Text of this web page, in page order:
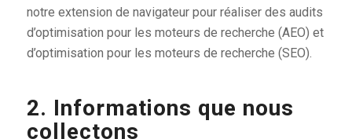
notre extension de navigateur pour réaliser des audits
d’optimisation pour les moteurs de recherche (AEO) et
d’optimisation pour les moteurs de recherche (SEO).
2. Informations que nous
collectons